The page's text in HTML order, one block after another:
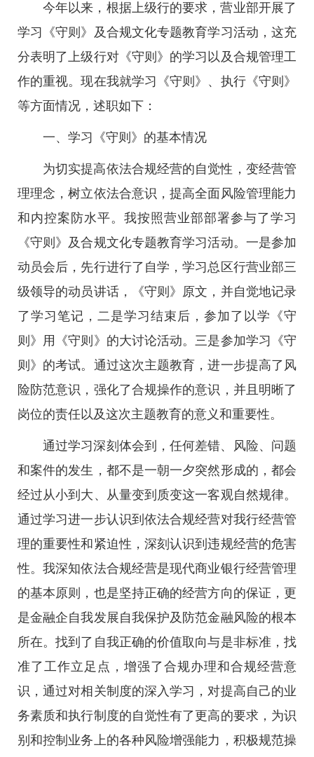
今年以来，根据上级行的要求，营业部开展了
学习《守则》及合规文化专题教育学习活动，这充
分表明了上级行对《守则》的学习以及合规管理工
作的重视。现在我就学习《守则》、执行《守则》
等方面情况，述职如下：
一、学习《守则》的基本情况
为切实提高依法合规经营的自觉性，变经营管
理理念，树立依法合意识，提高全面风险管理能力
和内控案防水平。我按照营业部部署参与了学习
《守则》及合规文化专题教育学习活动。一是参加
动员会后，先行进行了自学，学习总区行营业部三
级领导的动员讲话，《守则》原文，并自觉地记录
了学习笔记，二是学习结束后，参加了以学《守
则》用《守则》的大讨论活动。三是参加学习《守
则》的考试。通过这次主题教育，进一步提高了风
险防范意识，强化了合规操作的意识，并且明晰了
岗位的责任以及这次主题教育的意义和重要性。
通过学习深刻体会到，任何差错、风险、问题
和案件的发生，都不是一朝一夕突然形成的，都会
经过从小到大、从量变到质变这一客观自然规律。
通过学习进一步认识到依法合规经营对我行经营管
理的重要性和紧迫性，深刻认识到违规经营的危害
性。我深知依法合规经营是现代商业银行经营管理
的基本原则，也是坚持正确的经营方向的保证，更
是金融企自我发展自我保护及防范金融风险的根本
所在。找到了自我正确的价值取向与是非标准，找
准了工作立足点，增强了合规办理和合规经营意
识，通过对相关制度的深入学习，对提高自己的业
务素质和执行制度的自觉性有了更高的要求，为识
别和控制业务上的各种风险增强能力，积极规范操